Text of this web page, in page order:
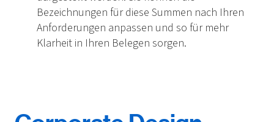
Bezeichnungen für diese Summen nach Ihren
Anforderungen anpassen und so für mehr
Klarheit in Ihren Belegen sorgen.